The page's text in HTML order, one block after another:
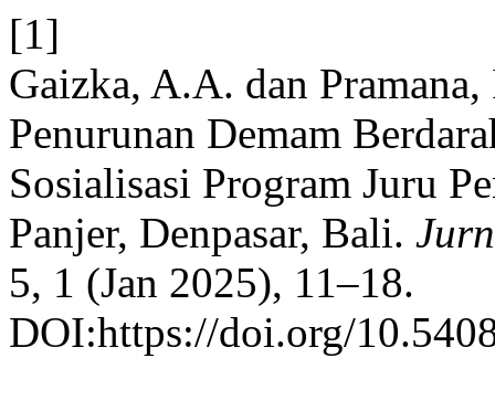
[1]
Gaizka, A.A. dan
Penurunan Demam
Sosialisasi Program Juru
Panjer, Denpasar, Bali.
5, 1 (Jan 2025), 11–18.
DOI:https://doi.org/